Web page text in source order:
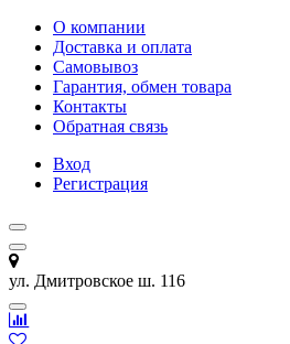
О компании
Доставка и оплата
Самовывоз
Гарантия, обмен товара
Контакты
Обратная связь
Вход
Регистрация
ул. Дмитровское ш. 116